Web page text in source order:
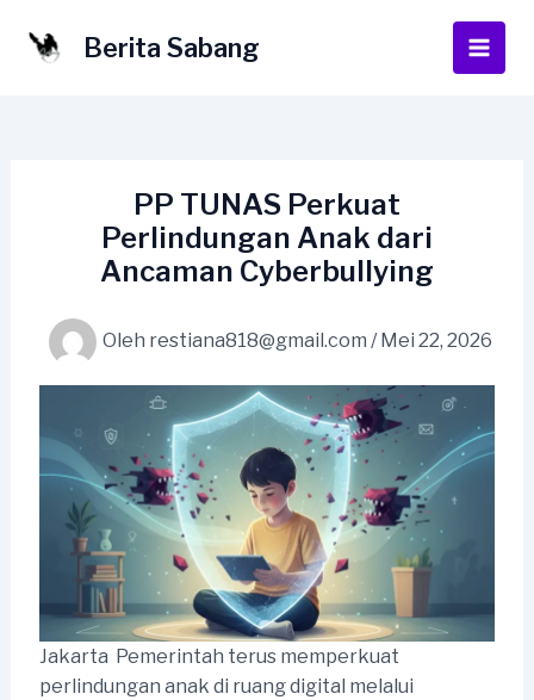
Berita Sabang
Main
PP TUNAS Perkuat
Perlindungan Anak dari
Ancaman Cyberbullying
Oleh restiana818@gmail.com / Mei 22, 2026
Jakarta  Pemerintah terus memperkuat
perlindungan anak di ruang digital melalui